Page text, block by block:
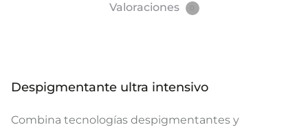
Valoraciones
Despigmentante ultra intensivo
Combina tecnologías despigmentantes y